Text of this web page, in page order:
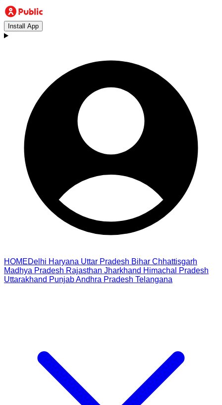
Install App
HOMEDelhi Haryana Uttar Pradesh Bihar Chhattisgarh
Madhya Pradesh Rajasthan Jharkhand Himachal Pradesh
Uttarakhand PunjabAndhra Pradesh Telangana